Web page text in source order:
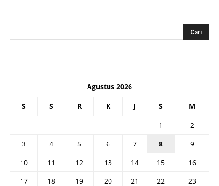
Agustus 2026
S S R K J S M
1
2
3
4 5 6 7 8
9
10
11 12 13 14 15
16
17
18 19 20 21 22
23